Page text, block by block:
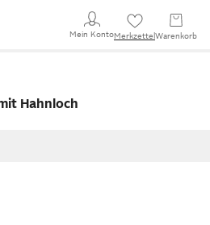
Mein KontoMerkzettel Warenkorb
Hahnloch